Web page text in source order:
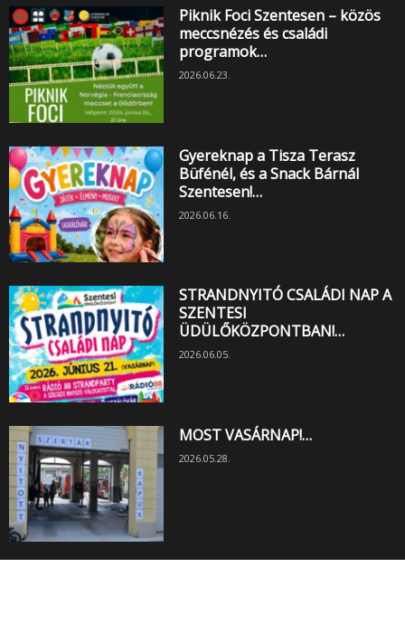
Piknik Foci Szentesen – közös
meccsnézés és családi
programok…
2026.06.23.
Gyereknap a Tisza Terasz
Büfénél, és a Snack Bárnál
Szentesen!…
2026.06.16.
STRANDNYITÓ CSALÁDI NAP A
SZENTESI
ÜDÜLŐKÖZPONTBAN!…
2026.06.05.
MOST VASÁRNAP!…
2026.05.28.